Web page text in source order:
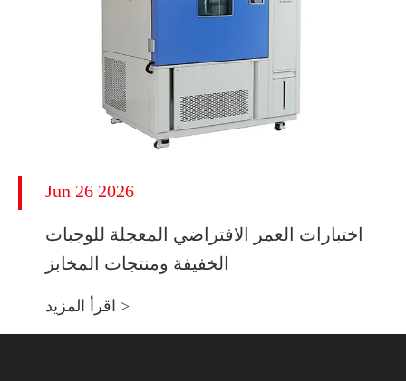
Jun 26 2026
اختبارات العمر الافتراضي المعجلة للوجبات
الخفيفة ومنتجات المخابز
اقرأ المزيد >